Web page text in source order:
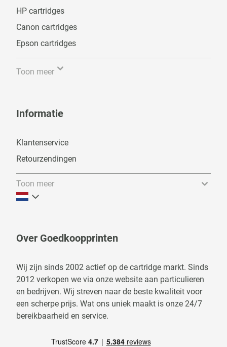
HP cartridges
Canon cartridges
Epson cartridges
Toon meer
Informatie
Klantenservice
Retourzendingen
Toon meer
Over Goedkoopprinten
Wij zijn sinds 2002 actief op de cartridge markt. Sinds
2012 verkopen we via onze website aan particulieren
en bedrijven. Wij streven naar de beste kwaliteit voor
een scherpe prijs. Wat ons uniek maakt is onze 24/7
bereikbaarheid en service.